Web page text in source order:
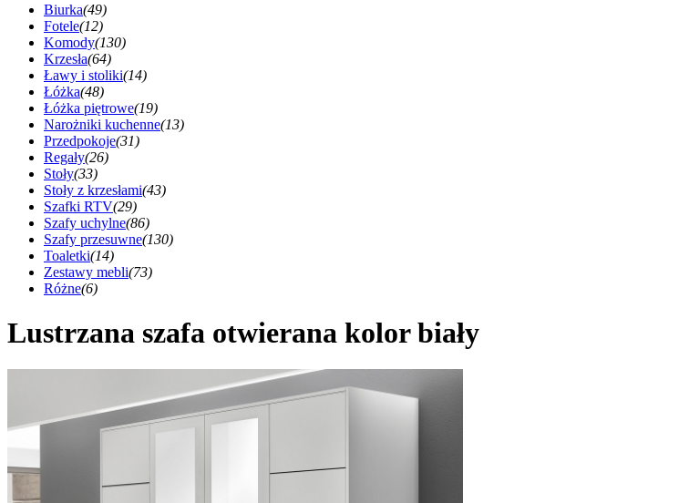
Biurka(49)
Fotele(12)
Komody(130)
Krzesła(64)
Ławy i stoliki(14)
Łóżka(48)
Łóżka piętrowe(19)
Narożniki kuchenne(13)
Przedpokoje(31)
Regały(26)
Stoły(33)
Stoły z krzesłami(43)
Szafki RTV(29)
Szafy uchylne(86)
Szafy przesuwne(130)
Toaletki(14)
Zestawy mebli(73)
Różne(6)
Lustrzana szafa otwierana kolor biały